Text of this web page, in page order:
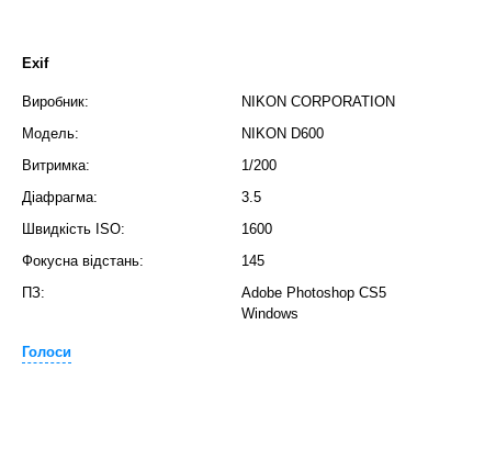
Exif
Виробник:
NIKON CORPORATION
Модель:
NIKON D600
Витримка:
1/200
Діафрагма:
3.5
Швидкість ISO:
1600
Фокусна відстань:
145
ПЗ:
Adobe Photoshop CS5
Windows
Голоси